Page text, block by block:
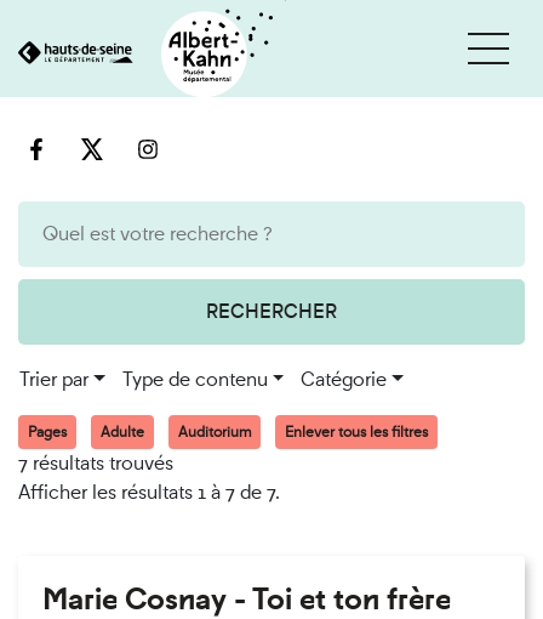
au
RECHERCHER
Trier par Type de contenu Catégorie
Pages Adulte Auditorium Enlever tous les filtres
7 résultats trouvés
Afficher les résultats 1 à 7 de 7.
Marie Cosnay - Toi et ton frère
Cookies et traceurs utilisés sur ce site